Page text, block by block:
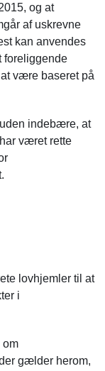
og at
af uskrevne
kan anvendes
foreliggende
være baseret på
indebære, at
været rette
lovhjemler til at
i
om
gælder herom,